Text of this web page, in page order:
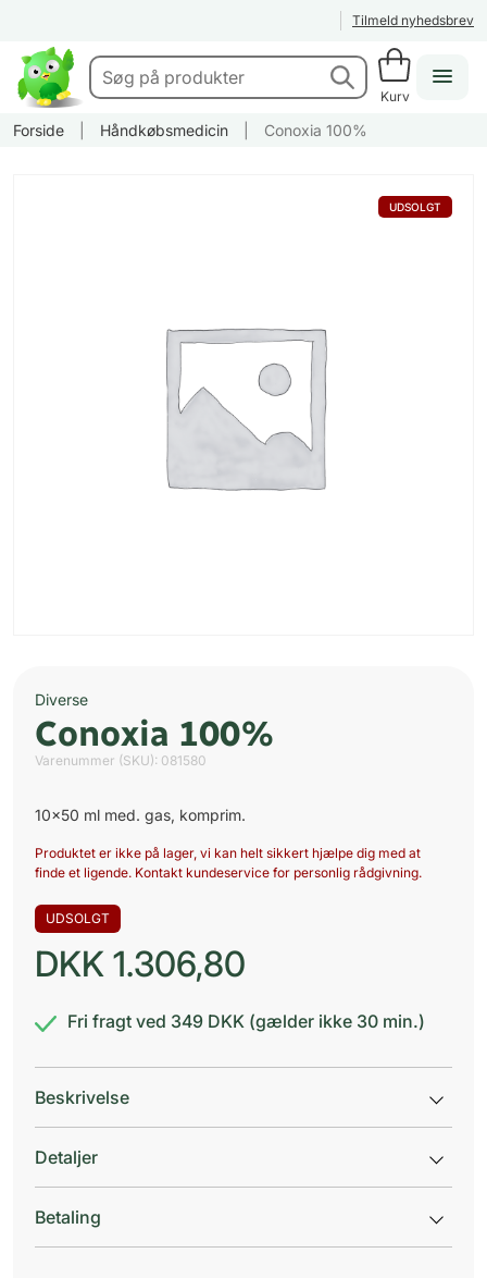
Tilmeld nyhedsbrev
Kurv
Forside Håndkøbsmedicin Conoxia 100%
UDSOLGT
Diverse
Conoxia 100%
Varenummer (SKU): 081580
10×50 ml med. gas, komprim.
Produktet er ikke på lager, vi kan helt sikkert hjælpe dig med at
finde et ligende. Kontakt kundeservice for personlig rådgivning.
UDSOLGT
DKK 1.306,80
Fri fragt ved 349 DKK (gælder ikke 30 min.)
Beskrivelse
Detaljer
Betaling